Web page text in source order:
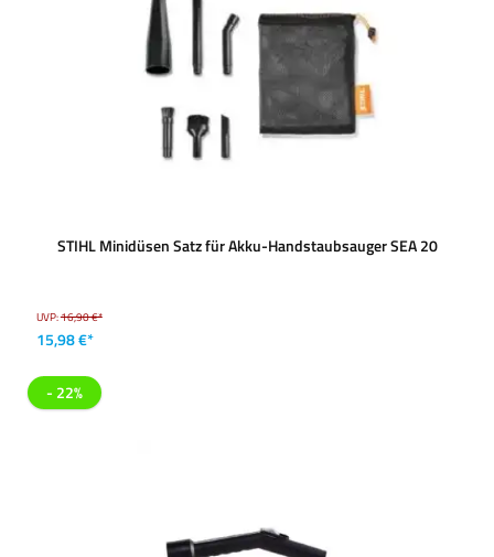
STIHL Minidüsen Satz für Akku-Handstaubsauger SEA 20
UVP:16,90 €*
15,98 €*
- 22%